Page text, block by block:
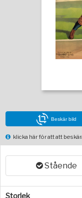
Beskär bild
klicka här för att att
Stående
Storlek